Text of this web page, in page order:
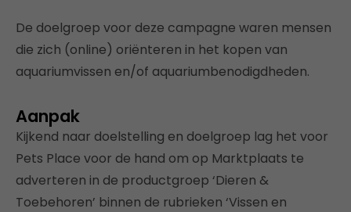
De doelgroep voor deze campagne waren mensen
die zich (online) oriënteren in het kopen van
aquariumvissen en/of aquariumbenodigdheden.
Aanpak
Kijkend naar doelstelling en doelgroep lag het voor
Pets Place voor de hand om op Marktplaats te
adverteren in de productgroep ‘Dieren &
Toebehoren’ binnen de rubrieken ‘Vissen en